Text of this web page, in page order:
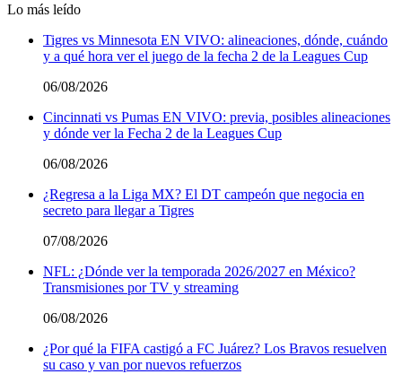
Lo más leído
Tigres vs Minnesota EN VIVO: alineaciones, dónde, cuándo
y a qué hora ver el juego de la fecha 2 de la Leagues Cup
06/08/2026
Cincinnati vs Pumas EN VIVO: previa, posibles alineaciones
y dónde ver la Fecha 2 de la Leagues Cup
06/08/2026
¿Regresa a la Liga MX? El DT campeón que negocia en
secreto para llegar a Tigres
07/08/2026
NFL: ¿Dónde ver la temporada 2026/2027 en México?
Transmisiones por TV y streaming
06/08/2026
¿Por qué la FIFA castigó a FC Juárez? Los Bravos resuelven
su caso y van por nuevos refuerzos